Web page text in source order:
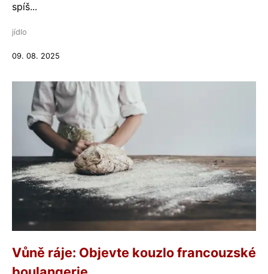
spíš...
jídlo
09. 08. 2025
Vůně ráje: Objevte kouzlo francouzské